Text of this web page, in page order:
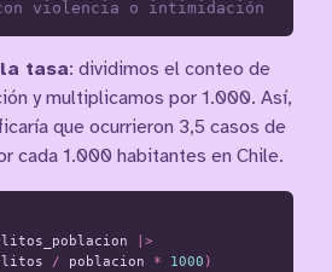
tasa: dividimos el conteo de
y multiplicamos por 1.000. Así,
que ocurrieron 3,5 casos de
cada 1.000 habitantes en Chile.
|>
/ poblacion * 1000 )